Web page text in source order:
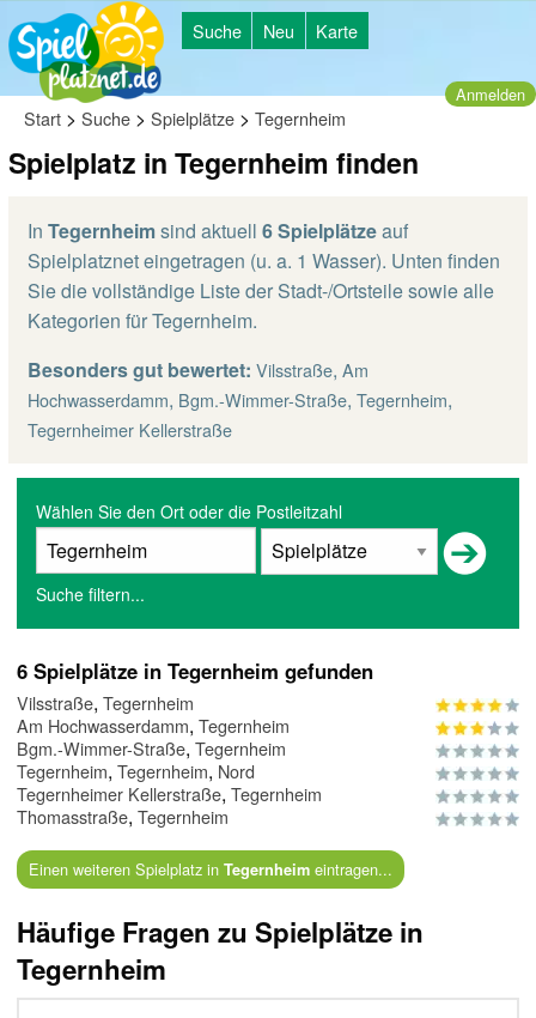
Suche Neu Karte
Anmelden
Start > Suche > Spielplätze > Tegernheim
Spielplatz in Tegernheim finden
In Tegernheimsind aktuell 6 Spielplätzeauf
Spielplatznet eingetragen (u. a. 1 Wasser). Unten finden
Sie die vollständige Liste der Stadt-/Ortsteile sowie alle
Kategorien für Tegernheim.
Besonders gut bewertet: Vilsstraße, Am
Hochwasserdamm, Bgm.-Wimmer-Straße, Tegernheim,
Tegernheimer Kellerstraße
Wählen Sie den Ort oder die Postleitzahl
Suche filtern...
6 Spielplätze in Tegernheim gefunden
Vilsstraße, Tegernheim
Am Hochwasserdamm, Tegernheim
Bgm.-Wimmer-Straße, Tegernheim
Tegernheim, Tegernheim, Nord
Tegernheimer Kellerstraße, Tegernheim
Thomasstraße, Tegernheim
Einen weiteren Spielplatz in Tegernheimeintragen...
Häufige Fragen zu Spielplätze in
Tegernheim